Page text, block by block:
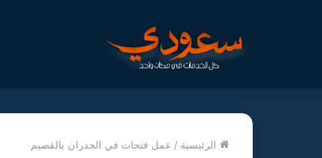
الرئيسية / عمل فتحات في الجدران بالقصيم